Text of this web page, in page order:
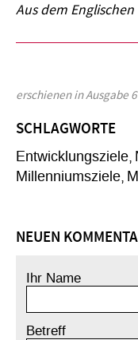
Aus dem
erschienen in Ausgabe
SCHLAGWORTE
Entwicklungsziele
Millenniumsziele
NEUEN
Ihr Name
Betreff